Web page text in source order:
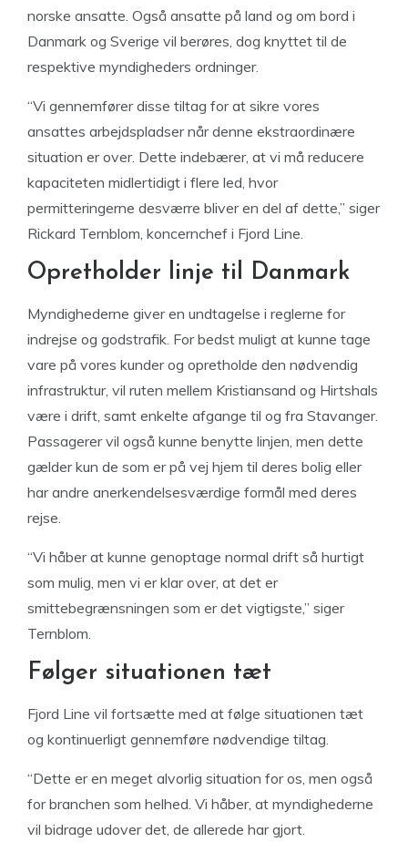
norske ansatte. Også ansatte på land og om bord i
Danmark og Sverige vil berøres, dog knyttet til de
respektive myndigheders ordninger.
“Vi gennemfører disse tiltag for at sikre vores
ansattes arbejdspladser når denne ekstraordinære
situation er over. Dette indebærer, at vi må reducere
kapaciteten midlertidigt i flere led, hvor
permitteringerne desværre bliver en del af dette,” siger
Rickard Ternblom, koncernchef i Fjord Line.
Opretholder linje til Danmark
Myndighederne giver en undtagelse i reglerne for
indrejse og godstrafik. For bedst muligt at kunne tage
vare på vores kunder og opretholde den nødvendig
infrastruktur, vil ruten mellem Kristiansand og Hirtshals
være i drift, samt enkelte afgange til og fra Stavanger.
Passagerer vil også kunne benytte linjen, men dette
gælder kun de som er på vej hjem til deres bolig eller
har andre anerkendelsesværdige formål med deres
rejse.
“Vi håber at kunne genoptage normal drift så hurtigt
som mulig, men vi er klar over, at det er
smittebegrænsningen som er det vigtigste,” siger
Ternblom.
Følger situationen tæt
Fjord Line vil fortsætte med at følge situationen tæt
og kontinuerligt gennemføre nødvendige tiltag.
“Dette er en meget alvorlig situation for os, men også
for branchen som helhed. Vi håber, at myndighederne
vil bidrage udover det, de allerede har gjort.